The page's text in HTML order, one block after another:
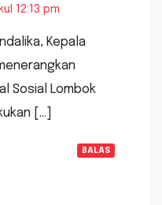
12:13 pm
Kepala
Sosial Lombok
[…]
BALAS